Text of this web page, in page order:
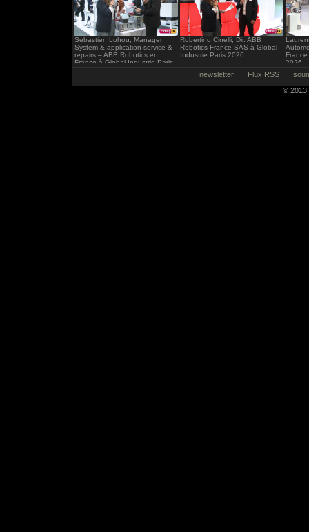
Sébastien Lohou, Manager
System & application service &
repairs – ABB Robotics en
France à Global Industrie Paris
Robertino Cinelli, Dir. ABB
Robotics France SAS à Global
Industrie Paris 2026
2026
newsletter Flux RSS
© 2013